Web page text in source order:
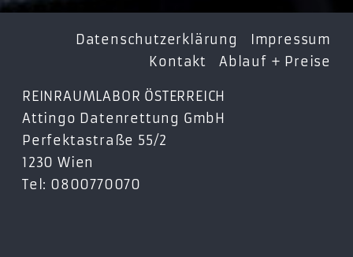
MZ-V8P1T0CW
MZ-V8P250B
MZ-V8P2T0BW
MZ-V8P2T0CW
MZ-V8P500B
MZ-V8P500BW
990 EVO
Datenschutzerklärung
Impressum
Kontakt
Ablauf + Preise
REINRAUMLABOR ÖSTERREICH
Attingo Datenrettung GmbH
Perfektastraße 55/2
1230 Wien
Tel: 0800770070